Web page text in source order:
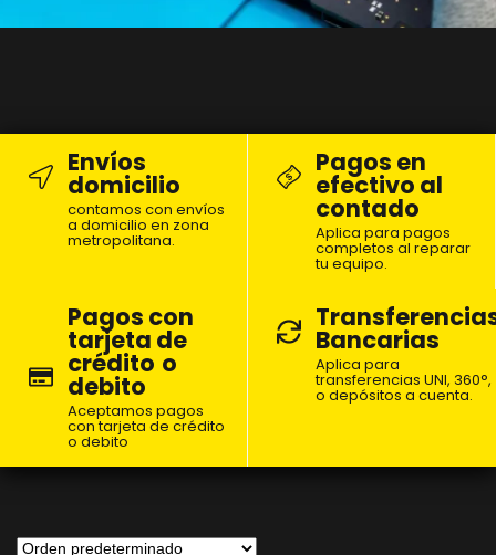
Envíos
domicilio
contamos con envíos
a domicilio en zona
metropolitana.
Pagos en
efectivo al
contado
Aplica para pagos
completos al reparar
tu equipo.
Pagos con
tarjeta de
crédito o
debito
Aceptamos pagos
con tarjeta de crédito
o debito
Bancarias
Aplica para
transferencias UNI, 360°,
o depósitos a cuenta.